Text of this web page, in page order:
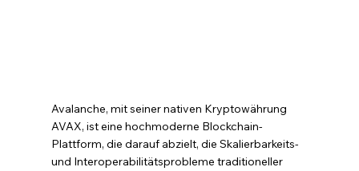
Avalanche, mit seiner nativen Kryptowährung
AVAX, ist eine hochmoderne Blockchain-
Plattform, die darauf abzielt, die Skalierbarkeits-
und Interoperabilitätsprobleme traditioneller